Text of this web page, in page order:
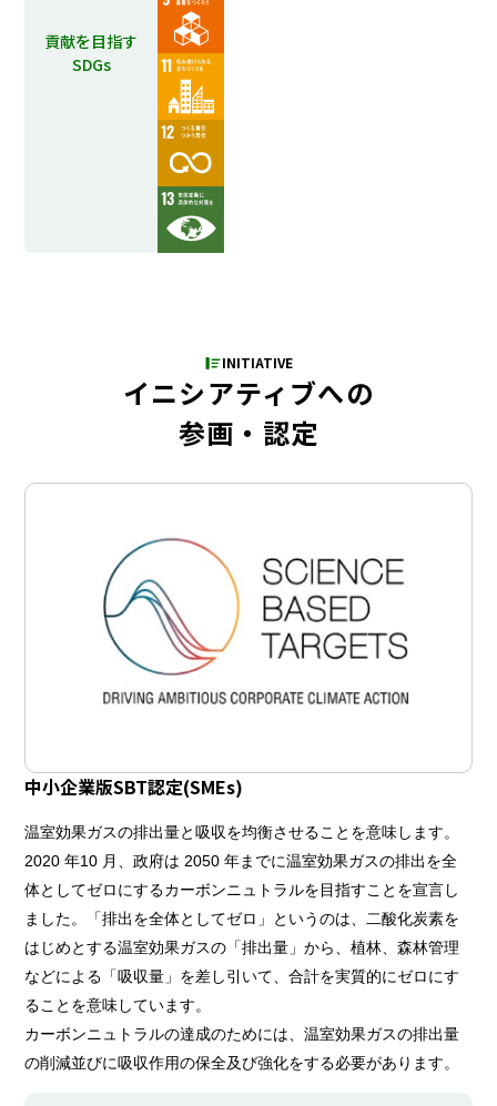
貢献を目指す
SDGs
INITIATIVE
イニシアティブへの
参画・認定
中小企業版SBT認定(SMEs)
温室効果ガスの排出量と吸収を均衡させることを意味します。
2020 年10 月、政府は 2050 年までに温室効果ガスの排出を全
体としてゼロにするカーボンニュトラルを目指すことを宣言し
ました。「排出を全体としてゼロ」というのは、二酸化炭素を
はじめとする温室効果ガスの「排出量」から、植林、森林管理
などによる「吸収量」を差し引いて、合計を実質的にゼロにす
ることを意味しています。
カーボンニュトラルの達成のためには、温室効果ガスの排出量
の削減並びに吸収作用の保全及び強化をする必要があります。